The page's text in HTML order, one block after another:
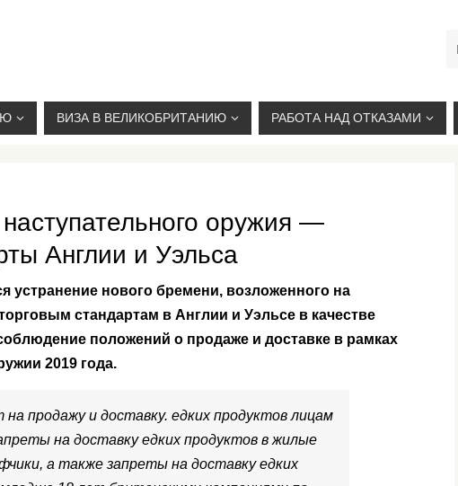
11, М. КУРСКАЯ, +7(926)734-03-33, +7(926)274-03-33,
ВИЗА В ВЕЛИКОБРИТАНИЮ РАБОТА НАД ОТКАЗАМИ
оружия —
Англии и Уэльса
устранение нового бремени, возложенного на
стандартам в Англии и Уэльсе в качестве
положений о продаже и доставке в рамках
2019 года.
на продажу и доставку. едких продуктов лицам
на доставку едких продуктов в жилые
а также запреты на доставку едких